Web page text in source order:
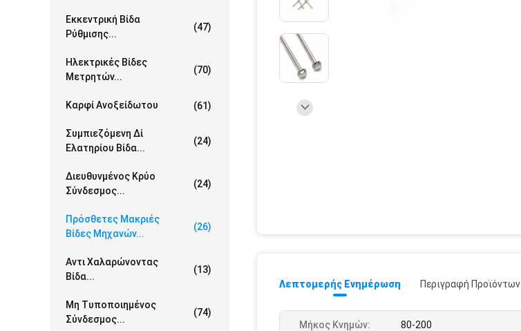
Εκκεντρική Βίδα
Ρύθμισης...
(47)
Ηλεκτρικές Βίδες
Μετρητών...
(70)
Καρφί Ανοξείδωτου (61)
Συμπιεζόμενη Δί
Ελατηρίου Βίδα...
(24)
Διευθυνμένος Κρύο
Σύνδεσμος...
(24)
Πρόσθετες Μακριές
Βίδες Μηχανών...
(26)
Αντι Χαλαρώνοντας
Βίδα...
(13)
Μη Τυποποιημένος
Σύνδεσμος...
(74)
Λεπτομερής Ενημέρωση Περιγραφή Προϊόντων
Μήκος Κνημών: 80-200